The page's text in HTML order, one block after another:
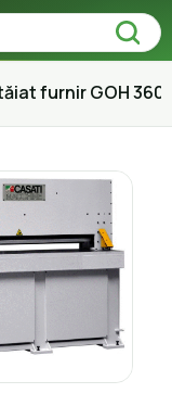
furnir GOH